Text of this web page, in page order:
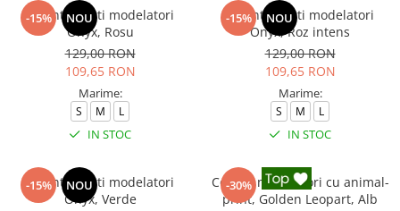
-15% NOU
Colanti scurti modelatori
Onyx, Rosu
129,00 RON
109,65 RON
Marime:
S M L
IN STOC
-15% NOU
Colanti scurti modelatori
Onyx, Roz intens
129,00 RON
109,65 RON
Marime:
S M L
IN STOC
-15% NOU
Colanti scurti modelatori
Onyx, Verde
-30%
Colanti modelatori cu animal-
print, Golden Leopart, Alb